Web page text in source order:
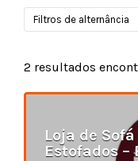
Filtros de alternância
2 resultados
Loja de
Estofados